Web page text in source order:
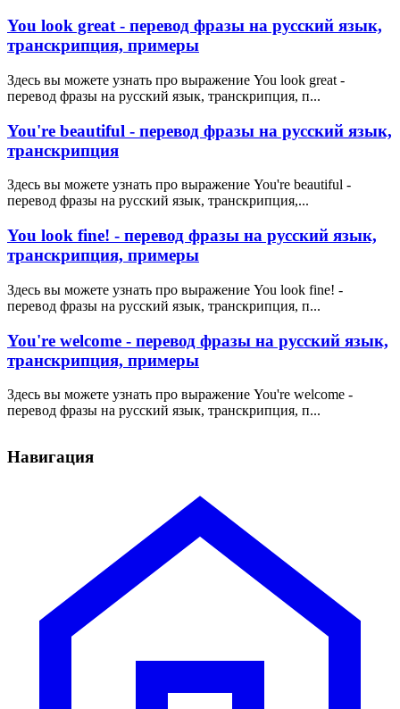
You look great - перевод фразы на русский язык,
транскрипция, примеры
Здесь вы можете узнать про выражение You look great -
перевод фразы на русский язык, транскрипция, п...
You're beautiful - перевод фразы на русский язык,
транскрипция
Здесь вы можете узнать про выражение You're beautiful -
перевод фразы на русский язык, транскрипция,...
You look fine! - перевод фразы на русский язык,
транскрипция, примеры
Здесь вы можете узнать про выражение You look fine! -
перевод фразы на русский язык, транскрипция, п...
You're welcome - перевод фразы на русский язык,
транскрипция, примеры
Здесь вы можете узнать про выражение You're welcome -
перевод фразы на русский язык, транскрипция, п...
Навигация